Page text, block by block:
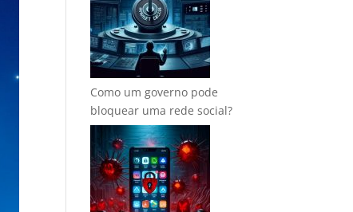
Como um governo pode
bloquear uma rede social?